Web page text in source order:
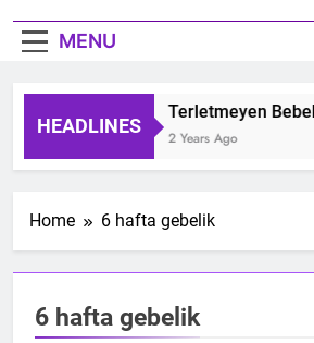
MENU
HEADLINES
Terletmeyen
2 Years Ago
Home 6 hafta gebelik
6 hafta gebelik